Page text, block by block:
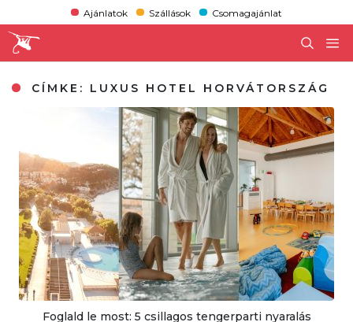
Ajánlatok Szállások Csomagajánlat
CÍMKE: LUXUS HOTEL HORVÁTORSZÁG
Foglald le most: 5 csillagos tengerparti nyaralás